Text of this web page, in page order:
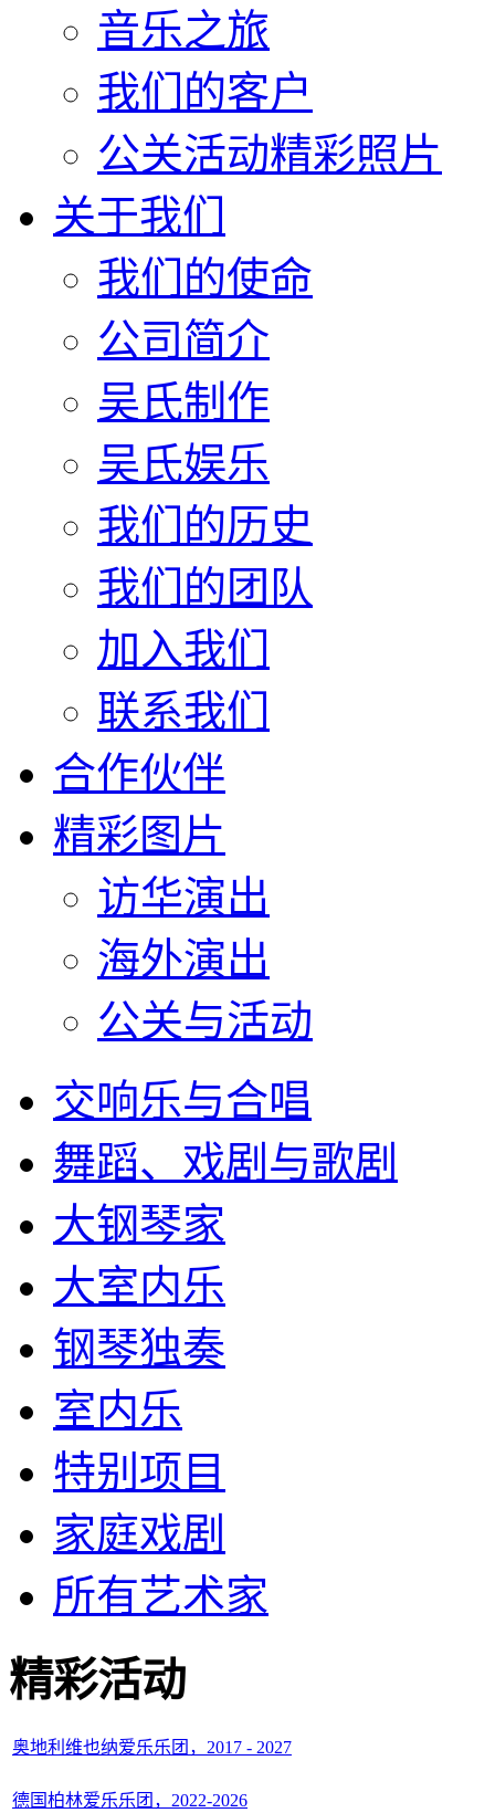
音乐之旅
我们的客户
公关活动精彩照片
关于我们
我们的使命
公司简介
吴氏制作
吴氏娱乐
我们的历史
我们的团队
加入我们
联系我们
合作伙伴
精彩图片
访华演出
海外演出
公关与活动
交响乐与合唱
舞蹈、戏剧与歌剧
大钢琴家
大室内乐
钢琴独奏
室内乐
特别项目
家庭戏剧
所有艺术家
精彩活动
奥地利维也纳爱乐乐团，2017 - 2027
德国柏林爱乐乐团，2022-2026